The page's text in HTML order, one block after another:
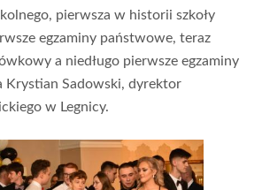
pierwsza w historii szkoły
egzaminy państwowe, teraz
a niedługo pierwsze egzaminy
Krystian Sadowski, dyrektor
w Legnicy.